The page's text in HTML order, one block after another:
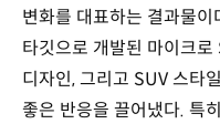
변화를 대표하는 결과물
타깃으로 개발된 마이크
디자인, 그리고 SUV 스타
좋은 반응을 끌어냈다. 특